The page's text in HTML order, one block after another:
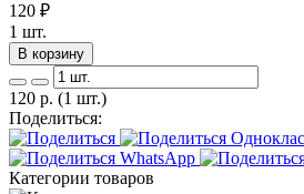
120 ₽
1 шт.
В корзину
120 р. (1 шт.)
Поделиться:
Категории товаров